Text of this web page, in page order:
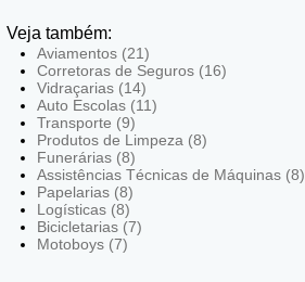
Veja também:
Aviamentos (21)
Corretoras de Seguros (16)
Vidraçarias (14)
Auto Escolas (11)
Transporte (9)
Produtos de Limpeza (8)
Funerárias (8)
Assistências Técnicas de Máquinas (8)
Papelarias (8)
Logísticas (8)
Bicicletarias (7)
Motoboys (7)